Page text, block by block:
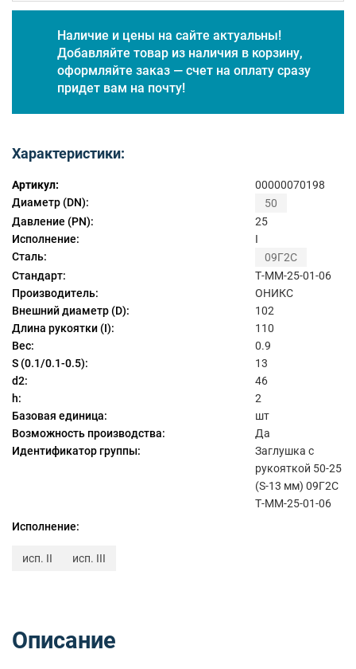
Наличие и цены на сайте актуальны!
Добавляйте товар из наличия в корзину,
оформляйте заказ — счет на оплату сразу
придет вам на почту!
Характеристики:
Артикул:
00000070198
Диаметр (DN):
50
Давление (PN):
25
Исполнение:
I
Сталь:
09Г2С
Стандарт:
Т-ММ-25-01-06
Производитель:
ОНИКС
Внешний диаметр (D):
102
Длина рукоятки (I):
110
Вес:
0.9
S (0.1/0.1-0.5):
13
d2:
46
h:
2
Базовая единица:
шт
Возможность производства:
Да
Идентификатор группы:
Заглушка с
рукояткой 50-25
(S-13 мм) 09Г2С
Т-ММ-25-01-06
Исполнение:
исп. II исп. III
Описание